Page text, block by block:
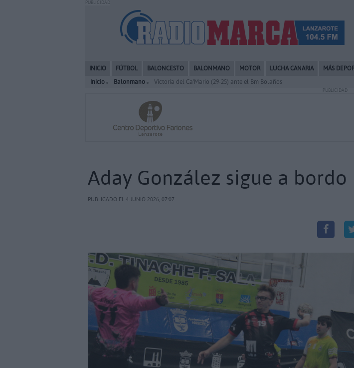
PUBLICIDAD
INICIO FÚTBOL BALONCESTO BALONMANO MOTOR LUCHA CANARIA MÁS
Inicio
Balonmano Victoria del Ca'Mario (29-25) ante el Bm Bolaños
PUBLICIDAD
Aday González sigue a bordo
PUBLICADO EL 4 JUNIO 2026, 07:07